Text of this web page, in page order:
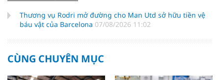
Thương vụ Rodri mở đường cho Man Utd sở hữu tiền vệ
báu vật của Barcelona 07/08/2026 11:02
CÙNG CHUYÊN MỤC